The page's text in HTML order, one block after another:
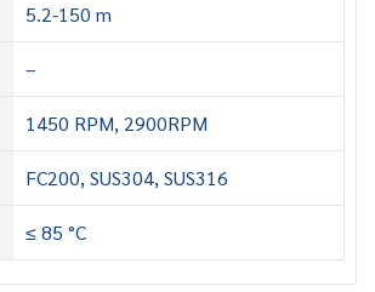
5.2-150 m
–
1450 RPM, 2900RPM
FC200, SUS304, SUS316
≤ 85 °C